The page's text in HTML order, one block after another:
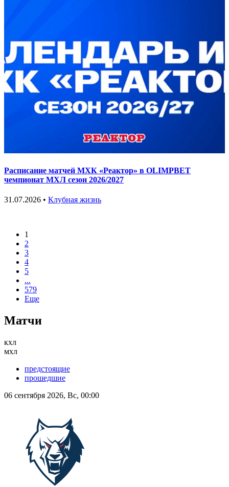
Расписание матчей МХК «Реактор» в OLIMPBET
чемпионат МХЛ сезон 2026/2027
31.07.2026 • Клубная жизнь
1
2
3
4
5
...
579
Еще
Матчи
кхл
мхл
предстоящие
прошедшие
06 сентября 2026, Вс, 00:00